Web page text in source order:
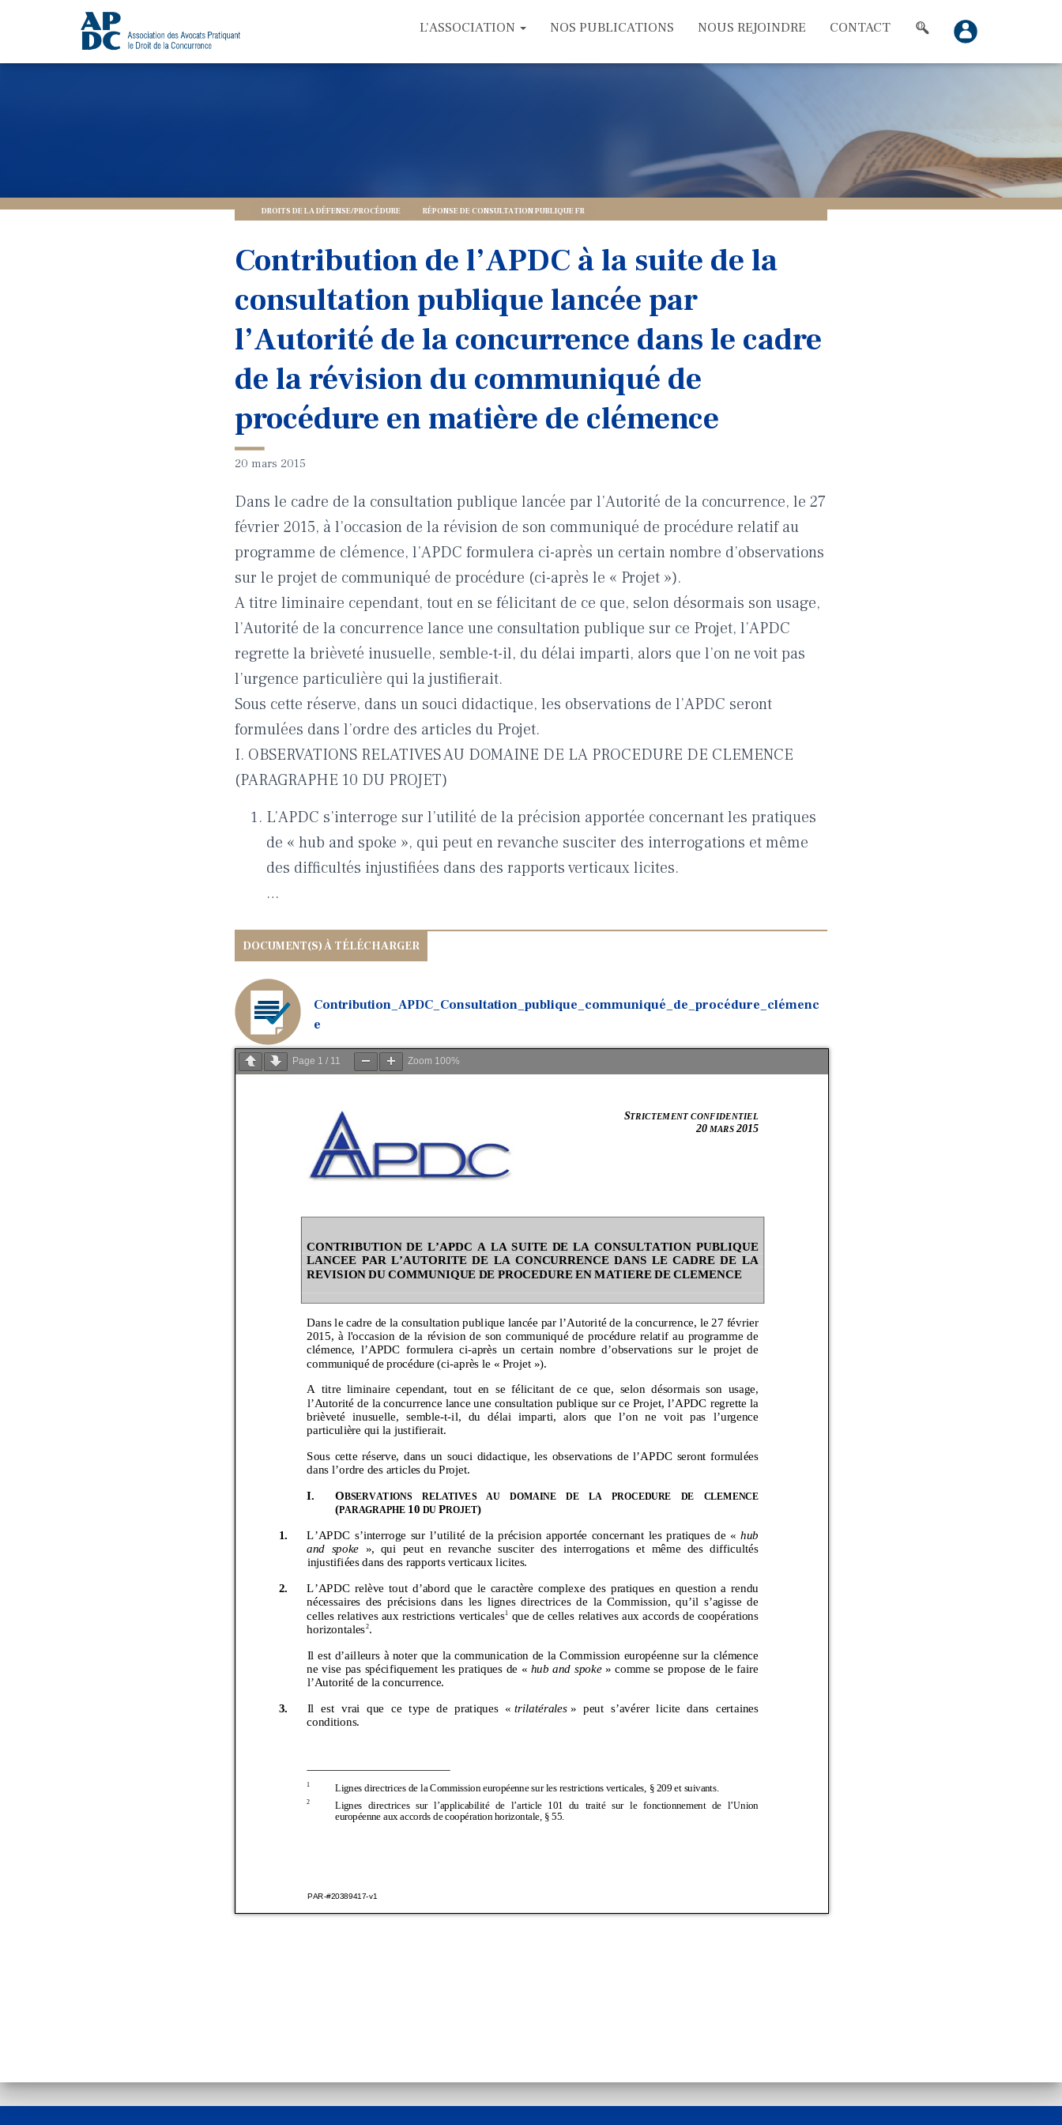
L’ASSOCIATION NOS PUBLICATIONS NOUS REJOINDRE CONTACT
Contribution de l’APDC à la suite de la
consultation publique lancée par
l’Autorité de la concurrence dans le cadre
de la révision du communiqué de
procédure en matière de clémence
20 mars 2015
Dans le cadre de la consultation publique lancée par l’Autorité de la concurrence, le 27
février 2015, à l’occasion de la révision de son communiqué de procédure relatif au
programme de clémence, l’APDC formulera ci-après un certain nombre d’observations
sur le projet de communiqué de procédure (ci-après le « Projet »).
A titre liminaire cependant, tout en se félicitant de ce que, selon désormais son usage,
l’Autorité de la concurrence lance une consultation publique sur ce Projet, l’APDC
regrette la brièveté inusuelle, semble-t-il, du délai imparti, alors que l’on ne voit pas
l’urgence particulière qui la justifierait.
Sous cette réserve, dans un souci didactique, les observations de l’APDC seront
formulées dans l’ordre des articles du Projet.
I. OBSERVATIONS RELATIVES AU DOMAINE DE LA PROCEDURE DE CLEMENCE
(PARAGRAPHE 10 DU PROJET)
L’APDC s’interroge sur l’utilité de la précision apportée concernant les pratiques
de « hub and spoke », qui peut en revanche susciter des interrogations et même
des difficultés injustifiées dans des rapports verticaux licites.
…
Contribution_APDC_Consultation_publique_communiqué_de_procédure_clémenc
e
Page 1 / 11 Zoom 100%
DROITS DE LA DÉFENSE/PROCÉDURE RÉPONSE DE CONSULTATION PUBLIQUE FR